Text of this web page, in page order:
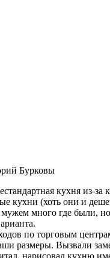
Бурковы
кухня из-за
кухни (хоть они и
много где были,
по торговым
размеры. Вызвали
нарисовал кухню